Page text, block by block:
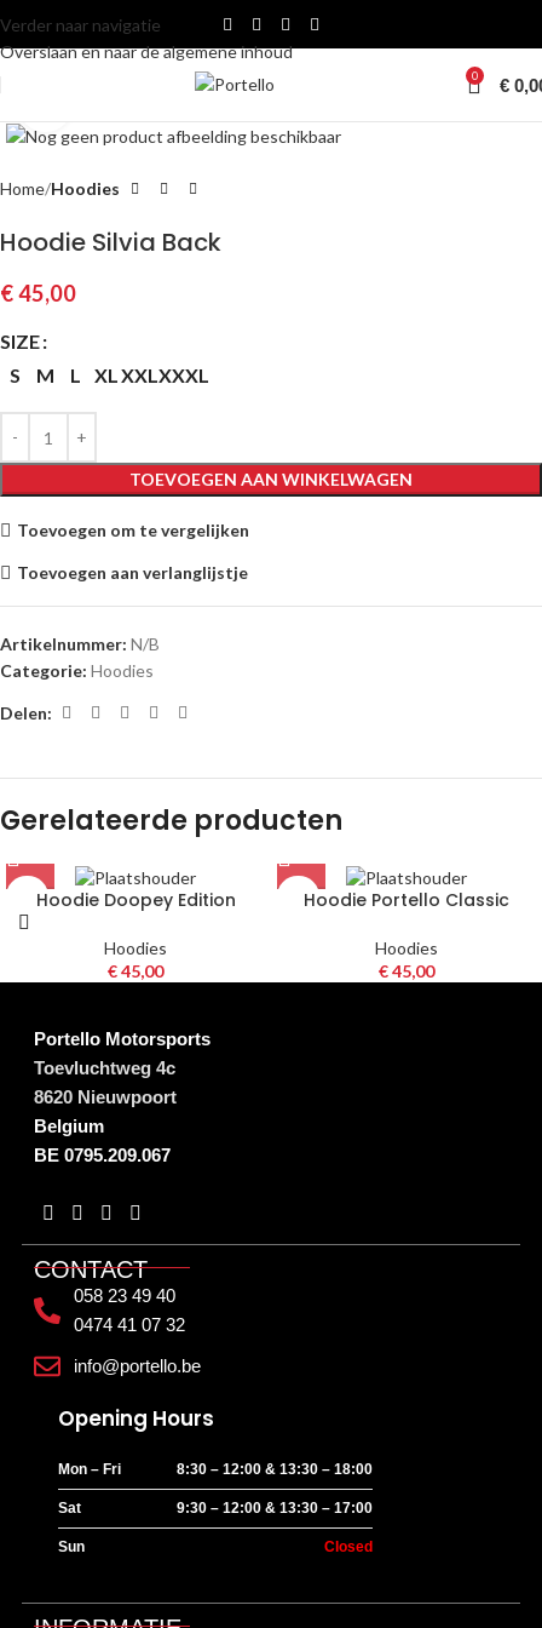
Verder naar navigatie
Overslaan en naar de algemene inhoud
0 €
Home Hoodies
Hoodie Silvia Back
€45,00
SIZE
S
M L XLXXLXXXL
TOEVOEGEN AAN WINKELWAGEN
Toevoegen om te vergelijken
Toevoegen aan verlanglijstje
Artikelnummer: N/B
Categorie: Hoodies
Delen:
Gerelateerde producten
Hoodie Doopey Edition
Hoodies
€45,00
Hoodie Portello Classic
Hoodies
€45,00
Portello Motorsports
Toevluchtweg 4c
8620 Nieuwpoort
Belgium
BE 0795.209.067
CONTACT
058 23 49 40
0474 41 07 32
info@portello.be
Opening Hours
Mon – Fri 8:30 – 12:00 & 13:30 – 18:00
Sat 9:30 – 12:00 & 13:30 – 17:00
Sun Closed